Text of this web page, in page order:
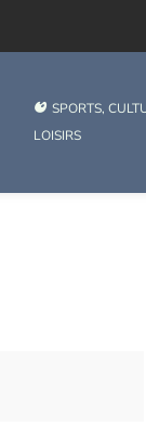
SPORTS,
LOISIRS